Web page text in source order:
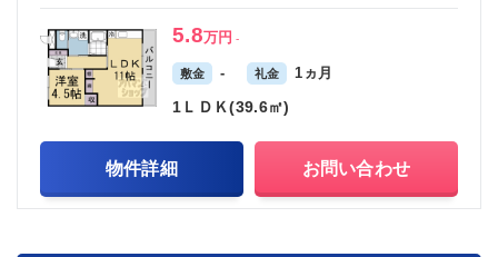
5.8万円 -
敷金 - 礼金 1ヵ月
1ＬＤＫ(39.6㎡)
物件詳細 お問い合わせ